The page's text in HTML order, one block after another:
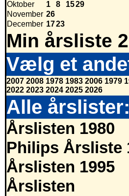
Oktober 1 8 1529
November 26
December 1723
Min årsliste
Vælg et
2007 2008 1978 1983 2006 1979
2022 2023 2024 2025 2026
Alle årslister:
Årslisten 1980
Philips Årsliste
Årslisten 1995
Årslisten